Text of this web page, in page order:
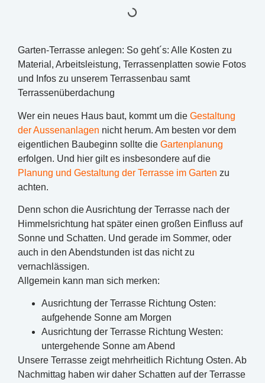
Garten-Terrasse anlegen: So geht´s: Alle Kosten zu
Material, Arbeitsleistung, Terrassenplatten sowie Fotos
und Infos zu unserem Terrassenbau samt
Terrassenüberdachung
Wer ein neues Haus baut, kommt um die Gestaltung
der Aussenanlagen nicht herum. Am besten vor dem
eigentlichen Baubeginn sollte die Gartenplanung
erfolgen. Und hier gilt es insbesondere auf die
Planung und Gestaltung der Terrasse im Garten zu
achten.
Denn schon die Ausrichtung der Terrasse nach der
Himmelsrichtung hat später einen großen Einfluss auf
Sonne und Schatten. Und gerade im Sommer, oder
auch in den Abendstunden ist das nicht zu
vernachlässigen.
Allgemein kann man sich merken:
Ausrichtung der Terrasse Richtung Osten:
aufgehende Sonne am Morgen
Ausrichtung der Terrasse Richtung Westen:
untergehende Sonne am Abend
Unsere Terrasse zeigt mehrheitlich Richtung Osten. Ab
Nachmittag haben wir daher Schatten auf der Terrasse